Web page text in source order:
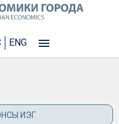
ENG
ИЭГ